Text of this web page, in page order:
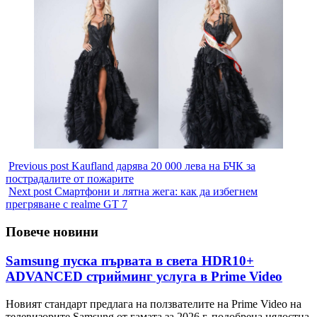
Previous post Kaufland дарява 20 000 лева на БЧК за
пострадалите от пожарите
Next post Смартфони и лятна жега: как да избегнем
прегряване с realme GT 7
Повече новини
Samsung пуска първата в света HDR10+
ADVANCED стрийминг услуга в Prime Video
Новият стандарт предлага на ползвателите на Prime Video на